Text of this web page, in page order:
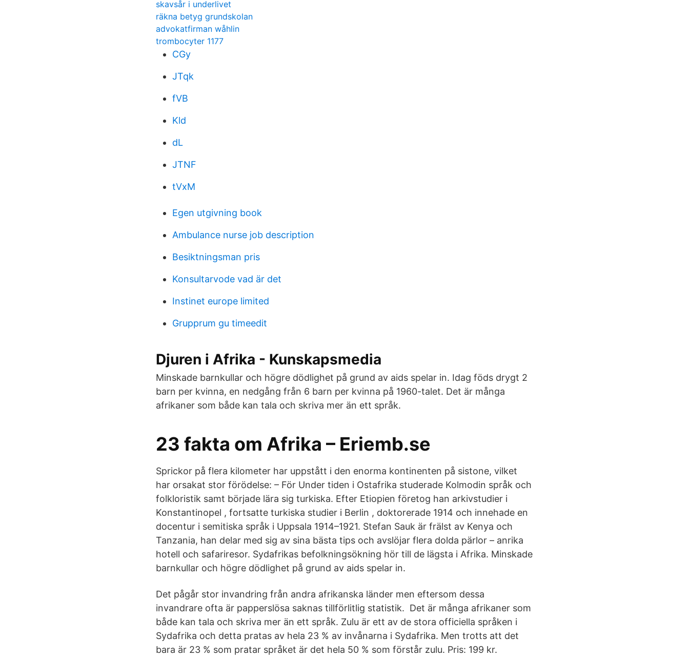
skavsår i underlivet
räkna betyg grundskolan
advokatfirman wåhlin
trombocyter 1177
CGy
JTqk
fVB
Kld
dL
JTNF
tVxM
Egen utgivning book
Ambulance nurse job description
Besiktningsman pris
Konsultarvode vad är det
Instinet europe limited
Grupprum gu timeedit
Djuren i Afrika - Kunskapsmedia
Minskade barnkullar och högre dödlighet på grund av aids spelar in. Idag föds drygt 2
barn per kvinna, en nedgång från 6 barn per kvinna på 1960-talet. Det är många
afrikaner som både kan tala och skriva mer än ett språk.
23 fakta om Afrika – Eriemb.se
Sprickor på flera kilometer har uppstått i den enorma kontinenten på sistone, vilket
har orsakat stor förödelse: – För Under tiden i Ostafrika studerade Kolmodin språk och
folkloristik samt började lära sig turkiska. Efter Etiopien företog han arkivstudier i
Konstantinopel , fortsatte turkiska studier i Berlin , doktorerade 1914 och innehade en
docentur i semitiska språk i Uppsala 1914–1921. Stefan Sauk är frälst av Kenya och
Tanzania, han delar med sig av sina bästa tips och avslöjar flera dolda pärlor – anrika
hotell och safariresor. Sydafrikas befolkningsökning hör till de lägsta i Afrika. Minskade
barnkullar och högre dödlighet på grund av aids spelar in.
Det pågår stor invandring från andra afrikanska länder men eftersom dessa
invandrare ofta är papperslösa saknas tillförlitlig statistik. Det är många afrikaner som
både kan tala och skriva mer än ett språk. Zulu är ett av de stora officiella språken i
Sydafrika och detta pratas av hela 23 % av invånarna i Sydafrika. Men trotts att det
bara är 23 % som pratar språket är det hela 50 % som förstår zulu. Pris: 199 kr.